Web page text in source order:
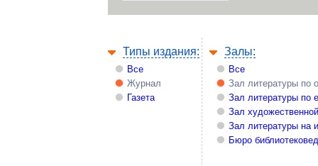
Типы издания:
Все
Журнал
Газета
Залы:
Все
Зал литературы по
Зал литературы по
Зал
Зал литературы на
Бюро